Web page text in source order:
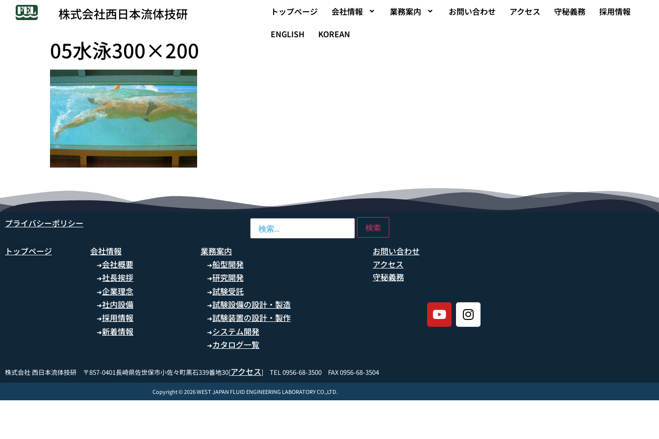
トップページ 会社情報 業務案内 お問い合わせ アクセス 守秘義務
採用情報
ENGLISH
KOREAN
株式会社西日本流体技研
05水泳300×200
プライバシーポリシー
トップページ 会社情報
➜会社概要
➜社長挨拶
➜企業理念
➜社内設備
➜採用情報
➜新着情報
業務案内
➜船型開発
➜研究開発
➜試験受託
➜試験設備の設計・製造
➜試験装置の設計・製作
➜システム開発
➜カタログ一覧
お問い合わせ
アクセス
守秘義務
株式会社 西日本流体技研 〒857-0401長崎県佐世保市小佐々町黒石339番地30[アクセス] TEL 0956-68-3500 FAX 0956-68-3504
Copyright © 2026 WEST JAPAN FLUID ENGINEERING LABORATORY CO.,LTD.